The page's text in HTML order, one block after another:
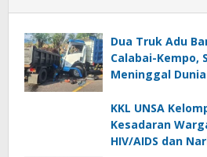
Dua Truk Adu
Calabai-Kempo,
Meninggal Dunia
KKL UNSA
Kesadaran
HIV/AIDS dan